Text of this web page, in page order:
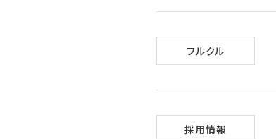
フルクル
採用情報